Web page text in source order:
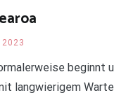
beginnt
langwierigem